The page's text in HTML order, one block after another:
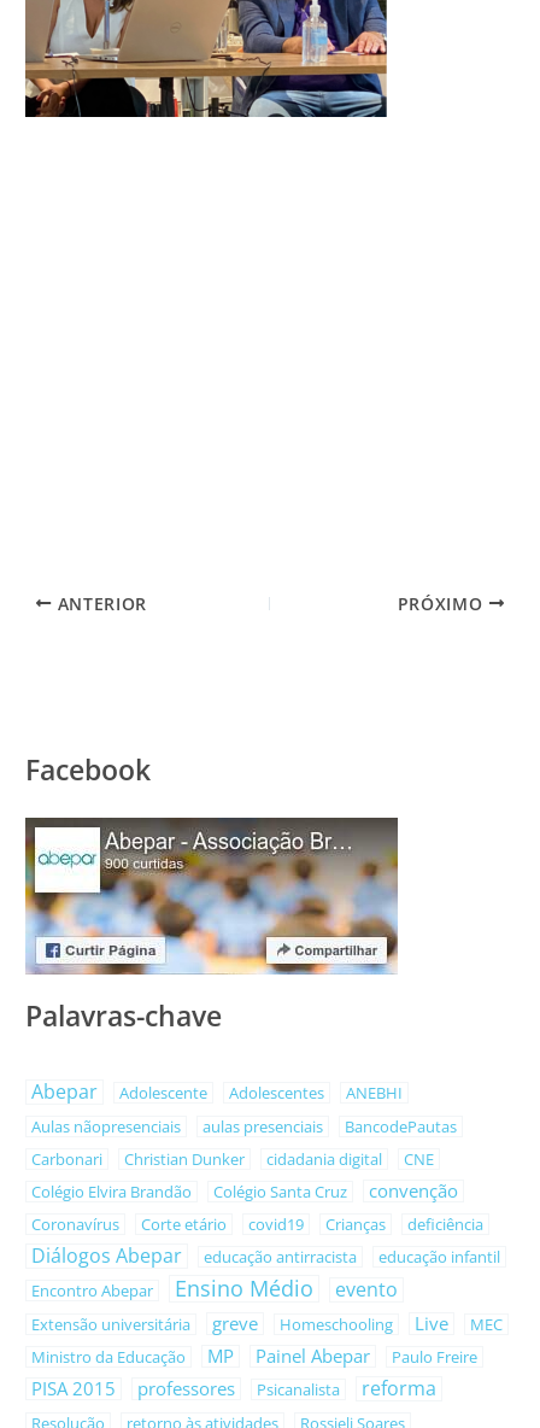
ANTERIOR PRÓXIMO
Facebook
Palavras-chave
Abepar Adolescente Adolescentes
ANEBHI
Aulas nãopresenciais
aulas presenciais
BancodePautas
Carbonari
Christian Dunker cidadania digital
CNE
Colégio Elvira Brandão
Colégio Santa Cruz convenção
Coronavírus Corte etário covid19 Crianças deficiência
Diálogos Abepar educação antirracista
educação infantil
Encontro Abepar
Ensino Médio evento
Extensão universitária greve Homeschooling Live
MEC
Ministro da Educação
MP Painel Abepar Paulo Freire
PISA 2015 professores Psicanalista reforma